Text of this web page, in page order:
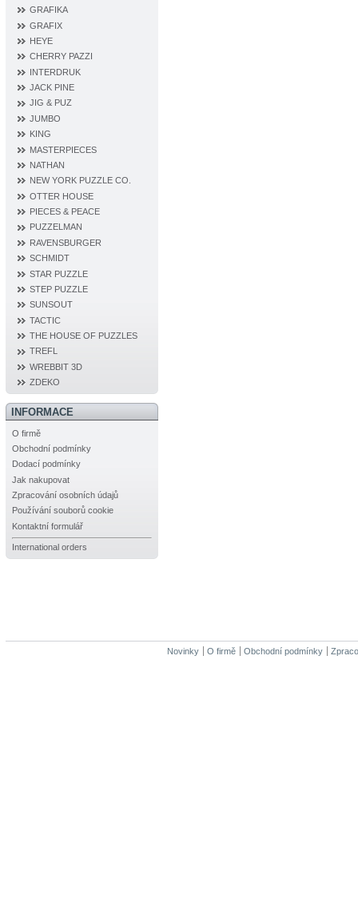
GRAFIKA
GRAFIX
HEYE
CHERRY PAZZI
INTERDRUK
JACK PINE
JIG & PUZ
JUMBO
KING
MASTERPIECES
NATHAN
NEW YORK PUZZLE CO.
OTTER HOUSE
PIECES & PEACE
PUZZELMAN
RAVENSBURGER
SCHMIDT
STAR PUZZLE
STEP PUZZLE
SUNSOUT
TACTIC
THE HOUSE OF PUZZLES
TREFL
WREBBIT 3D
ZDEKO
INFORMACE
O firmě
Obchodní podmínky
Dodací podmínky
Jak nakupovat
Zpracování osobních údajů
Používání souborů cookie
Kontaktní formulář
International orders
Novinky O firmě Obchodní podmínky